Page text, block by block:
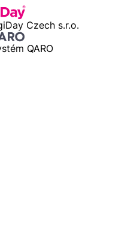
Czech s.r.o.
QARO